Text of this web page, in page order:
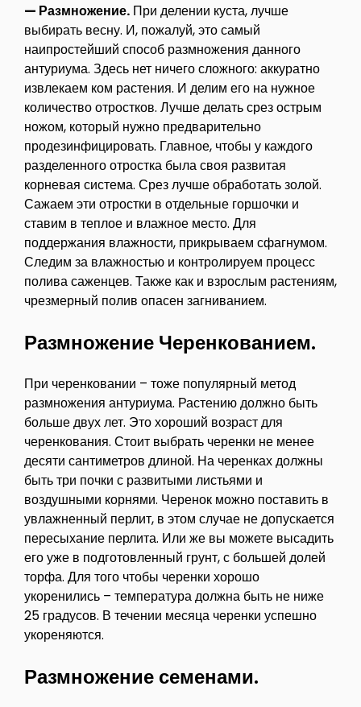
— Размножение. При делении куста, лучше
выбирать весну. И, пожалуй, это самый
наипростейший способ размножения данного
антуриума. Здесь нет ничего сложного: аккуратно
извлекаем ком растения. И делим его на нужное
количество отростков. Лучше делать срез острым
ножом, который нужно предварительно
продезинфицировать. Главное, чтобы у каждого
разделенного отростка была своя развитая
корневая система. Срез лучше обработать золой.
Сажаем эти отростки в отдельные горшочки и
ставим в теплое и влажное место. Для
поддержания влажности, прикрываем сфагнумом.
Следим за влажностью и контролируем процесс
полива саженцев. Также как и взрослым растениям,
чрезмерный полив опасен загниванием.
Размножение Черенкованием.
При черенковании – тоже популярный метод
размножения антуриума. Растению должно быть
больше двух лет. Это хороший возраст для
черенкования. Стоит выбрать черенки не менее
десяти сантиметров длиной. На черенках должны
быть три почки с развитыми листьями и
воздушными корнями. Черенок можно поставить в
увлажненный перлит, в этом случае не допускается
пересыхание перлита. Или же вы можете высадить
его уже в подготовленный грунт, с большей долей
торфа. Для того чтобы черенки хорошо
укоренились – температура должна быть не ниже
25 градусов. В течении месяца черенки успешно
укореняются.
Размножение семенами.